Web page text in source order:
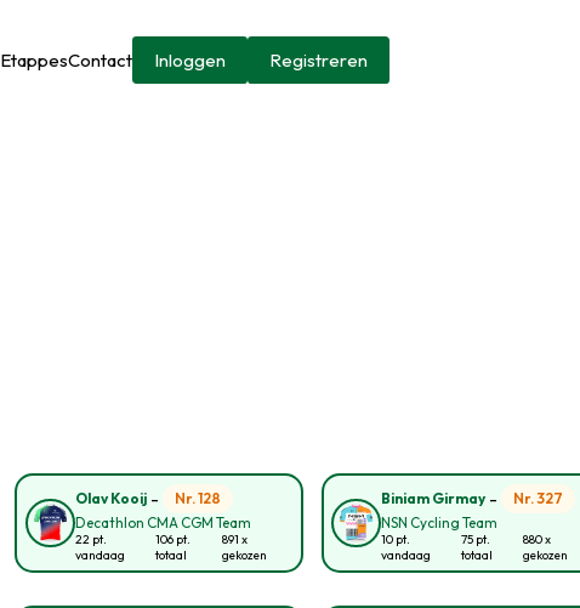
EtappesContact Inloggen Registreren
Olav Kooij-
Nr. 128
Decathlon CMA CGM Team
22 pt.
vandaag
106 pt.
totaal
891 x
gekozen
Biniam Girmay-
Nr. 327
NSN Cycling Team
10 pt.
vandaag
75 pt.
totaal
880 x
gekozen